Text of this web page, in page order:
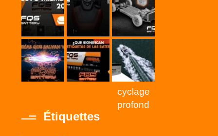
cyclage
profond
Étiquettes